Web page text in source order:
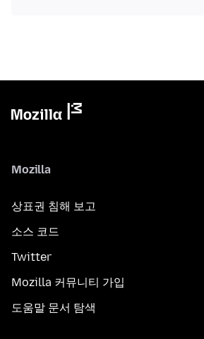
Mozilla
상표권 침해 보고
소스 코드
Twitter
Mozilla 커뮤니티 가입
도움말 문서 탐색